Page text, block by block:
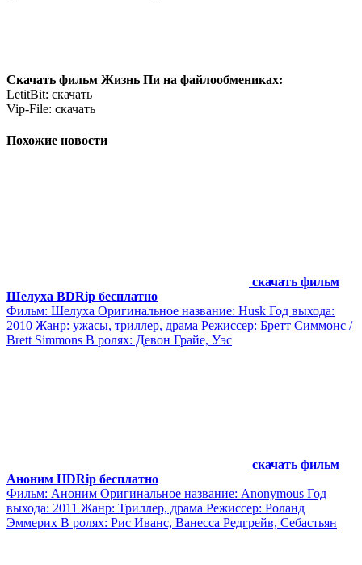
Скачать фильм Жизнь Пи на файлообмениках:
LetitBit: скачать
Vip-File: скачать
Похожие новости
скачать фильм
Шелуха BDRip бесплатно
Фильм: Шелуха Оригинальное название: Husk Год выхода:
2010 Жанр: ужасы, триллер, драма Режиссер: Бретт Симмонс /
Brett Simmons В ролях: Девон Грайе, Уэс
скачать фильм
Аноним HDRip бесплатно
Фильм: Аноним Оригинальное название: Anonymous Год
выхода: 2011 Жанр: Триллер, драма Режиссер: Роланд
Эммерих В ролях: Рис Иванс, Ванесса Редгрейв, Себастьян